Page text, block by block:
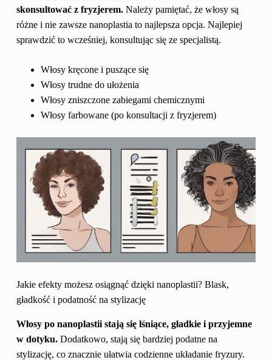
skonsultować z fryzjerem.Należy pamiętać, że włosy są
różne i nie zawsze nanoplastia to najlepsza opcja. Najlepiej
sprawdzić to wcześniej, konsultując się ze specjalistą.
Włosy kręcone i puszące się
Włosy trudne do ułożenia
Włosy zniszczone zabiegami chemicznymi
Włosy farbowane (po konsultacji z fryzjerem)
Jakie efekty możesz osiągnąć dzięki nanoplastii? Blask,
gładkość i podatność na stylizację
Włosy po nanoplastii stają się lśniące, gładkie i przyjemne
w dotyku.Dodatkowo, stają się bardziej podatne na
stylizację, co znacznie ułatwia codzienne układanie fryzury.